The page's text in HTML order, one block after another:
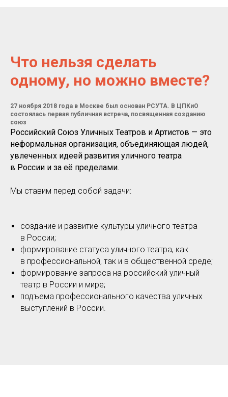
Что нельзя сделать
одному, но можно вместе?
27 ноября 2018 года в Москве был основан РСУТА. В ЦПКиО
состоялась первая публичная встреча, посвященная созданию
союз
Российский Союз Уличных Театров и Артистов — это
неформальная организация, объединяющая людей,
увлеченных идеей развития уличного театра
в России и за её пределами.
Мы ставим перед собой задачи:
создание и развитие культуры уличного театра
в России;
формирование статуса уличного театра, как
в профессиональной, так и в общественной среде;
формирование запроса на российский уличный
театр в России и мире;
подъема профессионального качества уличных
выступлений в России.